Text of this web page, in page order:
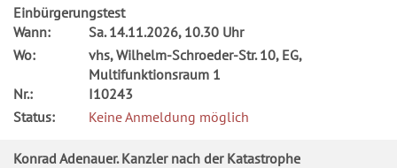
Einbürgerungstest
Wann:
Sa.14.11.2026, 10.30 Uhr
Wo:
vhs, Wilhelm-Schroeder-Str. 10, EG,
Multifunktionsraum 1
Nr.:
I10243
Status:
Keine Anmeldung möglich
Konrad Adenauer. Kanzler nach der Katastrophe